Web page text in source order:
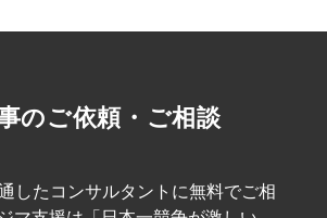
のご依頼・ご相談
したコンサルタントに無料でご相